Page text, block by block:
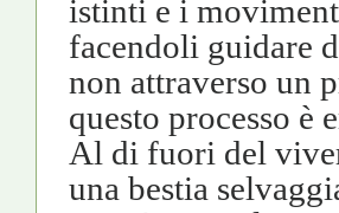
istinti e i
facendoli guidare
non attraverso un
questo processo è
Al di fuori del
una bestia